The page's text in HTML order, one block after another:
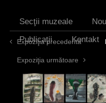
Secţii muzeale
Publicaţii
Kontakt
Expoziţia precedentă
Expoziţia următoare